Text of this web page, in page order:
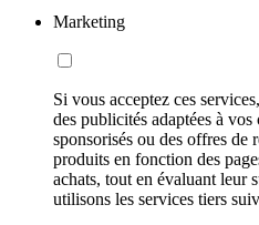
Marketing
Si vous acceptez ces
des publicités adaptées à
sponsorisés ou des offres de
produits en fonction des
achats, tout en évaluant leur
utilisons les services tiers